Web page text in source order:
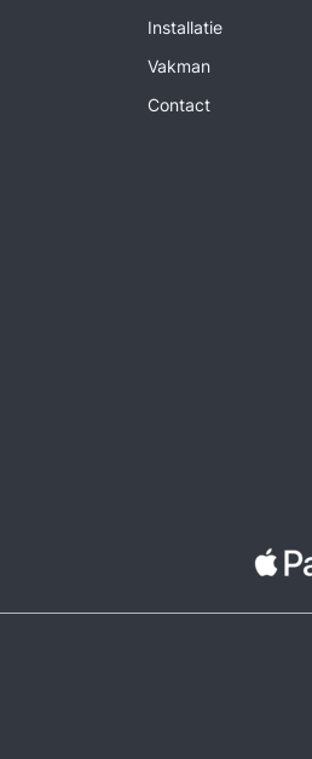
Installatie
Vakman
Contact